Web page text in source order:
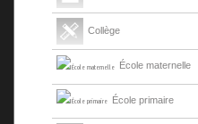
Collège
École maternelle
École primaire